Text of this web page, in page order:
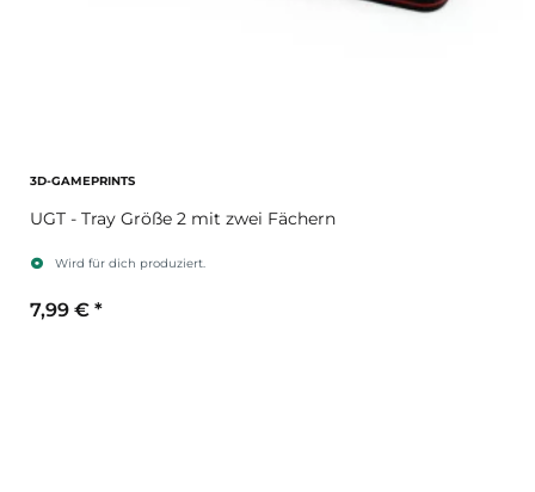
3D-GAMEPRINTS
UGT - Tray Größe 2 mit zwei Fächern
Wird für dich produziert.
7,99 € *